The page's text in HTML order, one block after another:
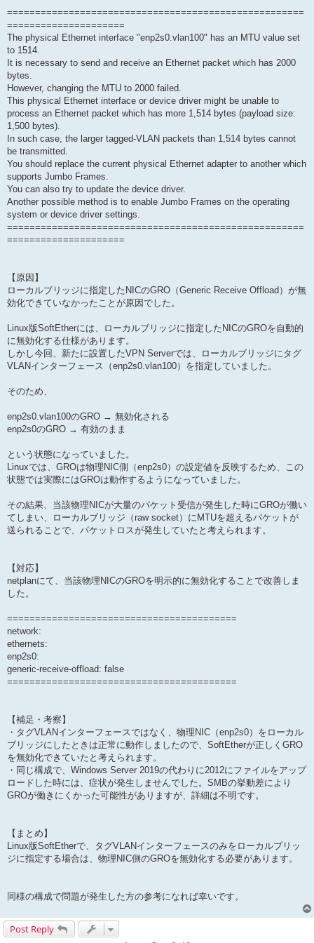
=====================================================
=====================
The physical Ethernet interface "enp2s0.vlan100" has an MTU value set
to 1514.
It is necessary to send and receive an Ethernet packet which has 2000
bytes.
However, changing the MTU to 2000 failed.
This physical Ethernet interface or device driver might be unable to
process an Ethernet packet which has more 1,514 bytes (payload size:
1,500 bytes).
In such case, the larger tagged-VLAN packets than 1,514 bytes cannot
be transmitted.
You should replace the current physical Ethernet adapter to another which
supports Jumbo Frames.
You can also try to update the device driver.
Another possible method is to enable Jumbo Frames on the operating
system or device driver settings.
=====================================================
=====================
【原因】
ローカルブリッジに指定したNICのGRO（Generic Receive Offload）が無
効化できていなかったことが原因でした。
Linux版SoftEtherには、ローカルブリッジに指定したNICのGROを自動的
に無効化する仕様があります。
しかし今回、新たに設置したVPN Serverでは、ローカルブリッジにタグ
VLANインターフェース（enp2s0.vlan100）を指定していました。
そのため、
enp2s0.vlan100のGRO → 無効化される
enp2s0のGRO → 有効のまま
という状態になっていました。
Linuxでは、GROは物理NIC側（enp2s0）の設定値を反映するため、この
状態では実際にはGROは動作するようになっていました。
その結果、当該物理NICが大量のパケット受信が発生した時にGROが働い
てしまい、ローカルブリッジ（raw socket）にMTUを超えるパケットが
送られることで、パケットロスが発生していたと考えられます。
【対応】
netplanにて、当該物理NICのGROを明示的に無効化することで改善しま
した。
=========================================
network:
ethernets:
enp2s0:
generic-receive-offload: false
=========================================
【補足・考察】
・タグVLANインターフェースではなく、物理NIC（enp2s0）をローカル
ブリッジにしたときは正常に動作しましたので、SoftEtherが正しくGRO
を無効化できていたと考えられます。
・同じ構成で、Windows Server 2019の代わりに2012にファイルをアップ
ロードした時には、症状が発生しませんでした。SMBの挙動差により
GROが働きにくかった可能性がありますが、詳細は不明です。
【まとめ】
Linux版SoftEtherで、タグVLANインターフェースのみをローカルブリッ
ジに指定する場合は、物理NIC側のGROを無効化する必要があります。
同様の構成で問題が発生した方の参考になれば幸いです。
Post Reply